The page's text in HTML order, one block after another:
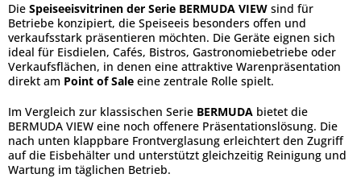
Die Speiseeisvitrinen der Serie BERMUDA VIEW sind für
Betriebe konzipiert, die Speiseeis besonders offen und
verkaufsstark präsentieren möchten. Die Geräte eignen sich
ideal für Eisdielen, Cafés, Bistros, Gastronomiebetriebe oder
Verkaufsflächen, in denen eine attraktive Warenpräsentation
direkt am Point of Sale eine zentrale Rolle spielt.
Im Vergleich zur klassischen Serie BERMUDA bietet die
BERMUDA VIEW eine noch offenere Präsentationslösung. Die
nach unten klappbare Frontverglasung erleichtert den Zugriff
auf die Eisbehälter und unterstützt gleichzeitig Reinigung und
Wartung im täglichen Betrieb.